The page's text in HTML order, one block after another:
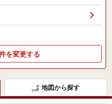
を変更する
地図から探す